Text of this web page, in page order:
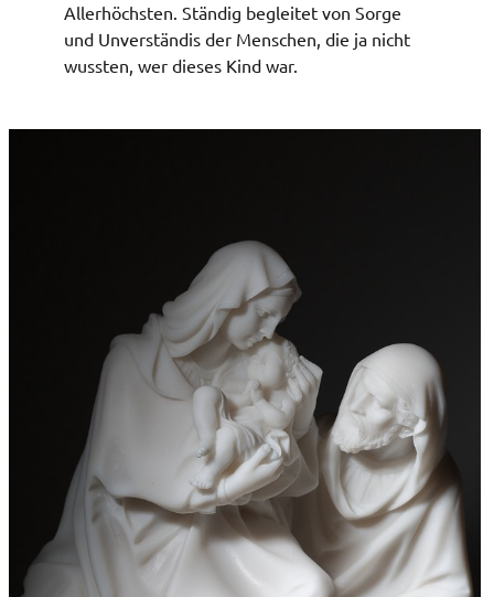
Allerhöchsten. Ständig begleitet von Sorge
und Unverständis der Menschen, die ja nicht
wussten, wer dieses Kind war.